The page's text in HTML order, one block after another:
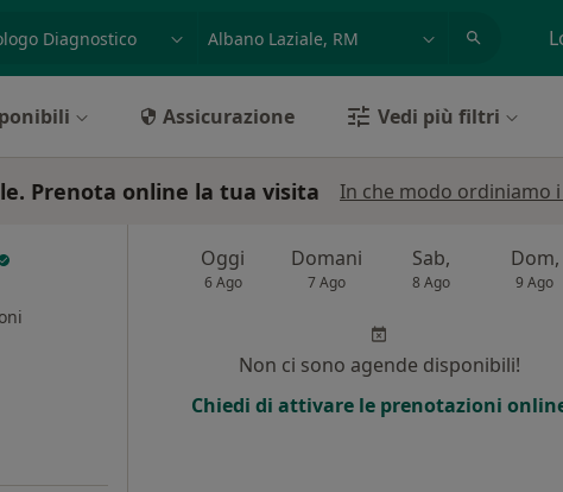
Assicurazione Vedi più filtri
Prenota online la tua visita In che modo ordiniamo
Oggi
6 Ago
Domani
7 Ago
Sab,
8 Ago
Dom,
9 Ago
Non ci sono agende disponibili!
Chiedi di attivare le prenotazioni